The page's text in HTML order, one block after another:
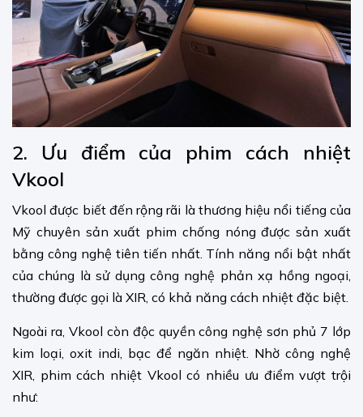
2. Ưu điểm của phim cách nhiệt
Vkool
Vkool được biết đến rộng rãi là thương hiệu nổi tiếng của
Mỹ chuyên sản xuất phim chống nóng được sản xuất
bằng công nghệ tiên tiến nhất. Tính năng nổi bật nhất
của chúng là sử dụng công nghệ phản xạ hồng ngoại,
thường được gọi là XIR, có khả năng cách nhiệt đặc biệt.
Ngoài ra, Vkool còn độc quyền công nghệ sơn phủ 7 lớp
kim loại, oxit indi, bạc để ngăn nhiệt. Nhờ công nghệ
XIR, phim cách nhiệt Vkool có nhiều ưu điểm vượt trội
như: